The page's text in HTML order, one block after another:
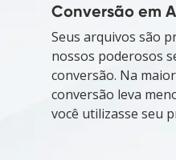
Conversão em
Seus arquivos são
nossos poderosos
conversão. Na
conversão leva
você utilizasse seu